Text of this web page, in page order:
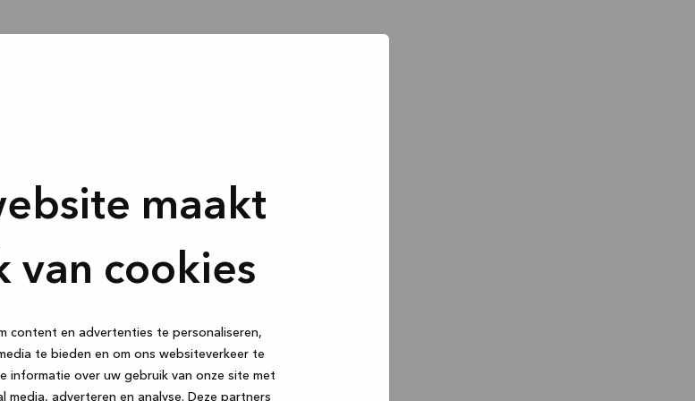
maakt
van cookies
content en advertenties te personaliseren,
te bieden en om ons websiteverkeer te
informatie over uw gebruik van onze site met
media, adverteren en analyse. Deze partners